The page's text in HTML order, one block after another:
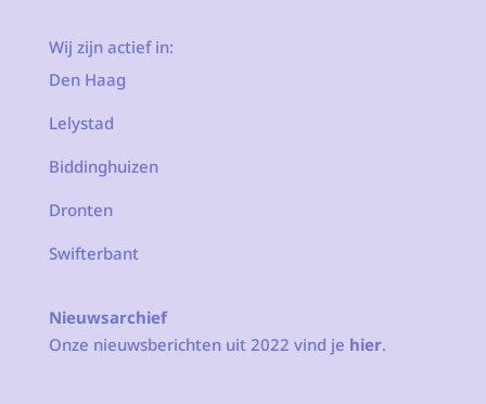
Wij zijn actief in:
Den Haag
Lelystad
Biddinghuizen
Dronten
Swifterbant
Nieuwsarchief
Onze nieuwsberichten uit 2022 vind je hier.